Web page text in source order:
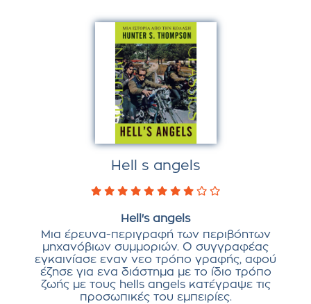
Hell s angels
Hell's angels
Μια έρευνα-περιγραφή των περιβόητων
μηχανόβιων συμμοριών. Ο συγγραφέας
εγκαινίασε εναν νεο τρόπο γραφής, αφού
έζησε για ενα διάστημα με το ίδιο τρόπο
ζωής με τους hells angels κατέγραψε τις
προσωπικές του εμπειρίες.